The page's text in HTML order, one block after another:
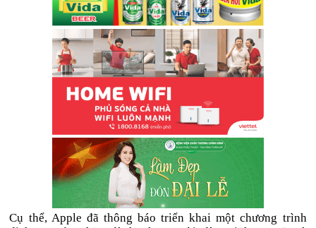
Cụ thể, Apple đã thông báo triển khai một chương trình